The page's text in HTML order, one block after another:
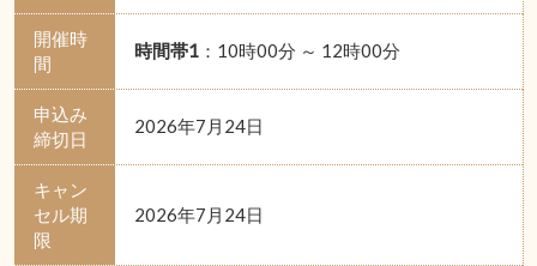
開催時
間
時間帯1：10時00分 ～ 12時00分
申込み
締切日
2026年7月24日
キャン
セル期
限
2026年7月24日